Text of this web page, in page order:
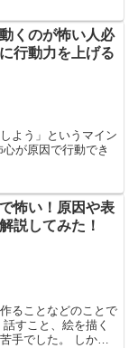
くのが怖い人必
行動力を上げる
よう」というマイン
が原因で行動でき
怖い！原因や表
説してみた！
ることなどのことで
すこと、絵を描く
手でした。 しか